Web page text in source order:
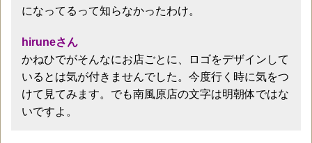
になってるって知らなかったわけ。
hiruneさん
かねひでがそんなにお店ごとに、ロゴをデザインして
いるとは気が付きませんでした。今度行く時に気をつ
けて見てみます。でも南風原店の文字は明朝体ではな
いですよ。